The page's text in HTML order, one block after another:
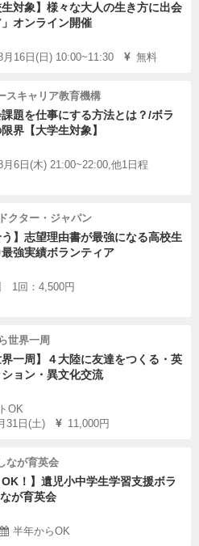
生対象】様々な大人の生き方に出会
オンライン開催
月16日(日) 10:00~11:30 無料
スキャリア教育機構
課題を仕事にする方法とは？/ボラ
界【大学生対象】
月6日(木) 21:00~22:00,他1日程
クター・ジャパン
う】志望理由書が最強になる高校生
強実績ボランティア
1回：4,500円
世界一周
界一周】４大陸に友達をつくる・英
ョン・異文化交流
OK
31日(土)
11,000円
なが育英会
OK！】遺児小中学生学習支援ボラ
が育英会
半年からOK